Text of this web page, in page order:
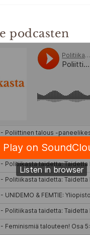
podcasten